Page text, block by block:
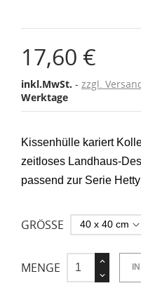
17,60 €
inkl.MwSt. zzgl.
Werktage
Kissenhülle kariert
zeitloses Landhaus-
passend zur Serie
GRÖSSE
MENGE